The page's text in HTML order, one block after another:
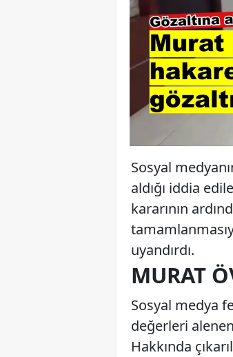
Sosyal
aldığı iddia
kararının
uyandırdı.
MURAT
Sosyal medya
değerleri
Hakkında